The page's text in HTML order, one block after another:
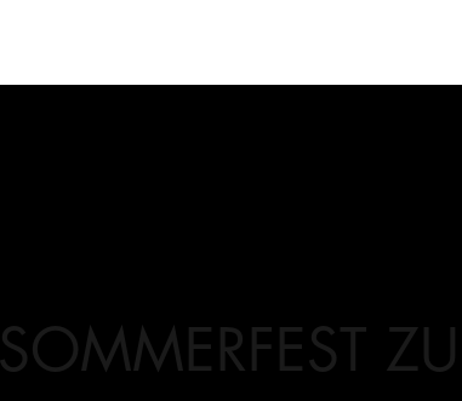
SOMMERFEST